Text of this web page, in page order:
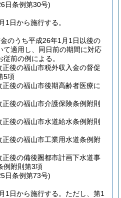
日条例第30号)
1日から施行する。
のうち平成26年1月1日以後の
て適用し、同日前の期間に対応
前の例による。
後の福山市税外収入金の督促
5項
後の福山市後期高齢者医療に
後の福山市介護保険条例附則
後の福山市水道給水条例附則
後の福山市工業用水道条例附
後の備後圏都市計画下水道事
例附則第3項
日条例第73号)
1日から施行する。 ただし、第1